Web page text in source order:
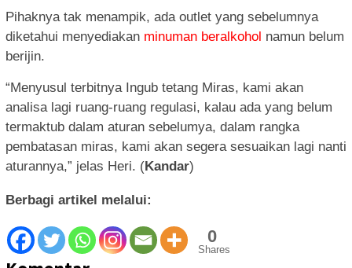
Pihaknya tak menampik, ada outlet yang sebelumnya
diketahui menyediakan minuman beralkohol namun belum
berijin.
“Menyusul terbitnya Ingub tetang Miras, kami akan
analisa lagi ruang-ruang regulasi, kalau ada yang belum
termaktub dalam aturan sebelumya, dalam rangka
pembatasan miras, kami akan segera sesuaikan lagi nanti
aturannya,” jelas Heri. (Kandar)
Berbagi artikel melalui:
0
Shares